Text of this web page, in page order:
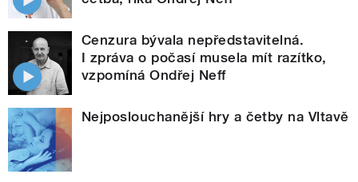
Cenzura bývala nepředstavitelná.
I zpráva o počasí musela mít razítko,
vzpomíná Ondřej Neff
Nejposlouchanější hry a četby na Vltavě